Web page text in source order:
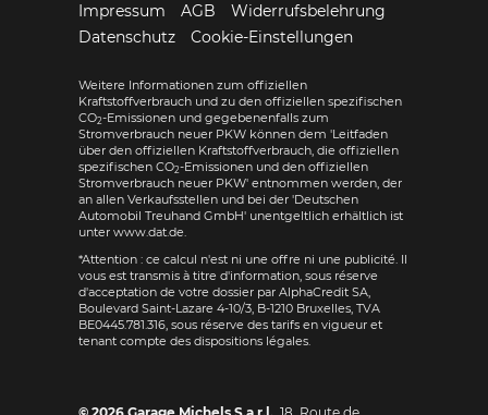
Impressum AGB
Widerrufsbelehrung
Datenschutz
Cookie-Einstellungen
Weitere Informationen zum offiziellen
Kraftstoffverbrauch und zu den offiziellen spezifischen
CO2-Emissionen und gegebenenfalls zum
Stromverbrauch neuer PKW können dem 'Leitfaden
über den offiziellen Kraftstoffverbrauch, die offiziellen
spezifischen CO2-Emissionen und den offiziellen
Stromverbrauch neuer PKW' entnommen werden, der
an allen Verkaufsstellen und bei der 'Deutschen
Automobil Treuhand GmbH' unentgeltlich erhältlich ist
unter www.dat.de.
*Attention : ce calcul n'est ni une offre ni une publicité. Il
vous est transmis à titre d'information, sous réserve
d'acceptation de votre dossier par AlphaCredit SA,
Boulevard Saint-Lazare 4-10/3, B-1210 Bruxelles, TVA
BE0445.781.316, sous réserve des tarifs en vigueur et
tenant compte des dispositions légales.